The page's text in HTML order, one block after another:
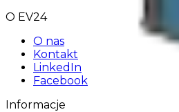
O EV24
O nas
Kontakt
LinkedIn
Facebook
Informacje